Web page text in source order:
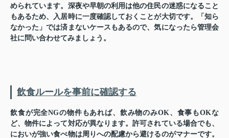
められています。深夜や早朝の利用は他の住民の迷惑になること
もあるため、入居時に一度確認しておくことが大切です。「知ら
なかった」では済まないケースもあるので、気になったら管理会
社に問い合わせてみましょう。
飲食ルールを事前に確認する
飲食が完全NGの物件もあれば、飲み物のみOK、食事もOKな
ど、物件によって対応が異なります。許可されている場合でも、
においが強い食べ物は周りへの配慮から避けるのがマナーです。